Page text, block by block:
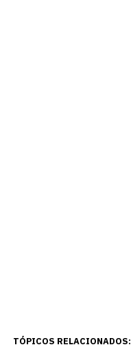
TÓPICOS RELACIONADOS: